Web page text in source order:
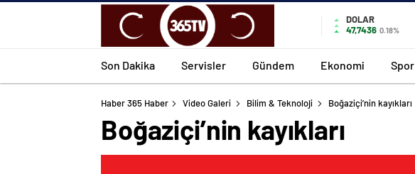
DOLAR
47,7436 0.18%
Son Dakika Servisler Gündem Ekonomi Spor
Haber 365 Haber Video Galeri Bilim & Teknoloji Boğaziçi’nin kayıkları
Boğaziçi’nin kayıkları